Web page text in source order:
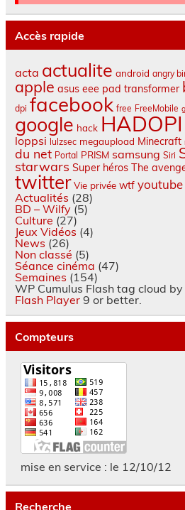
Accès rapide
acta actualite android angry
apple asus eee pad transformer
dpi facebook free FreeMobile
google hack HADOPI
loppsi lulzsec megaupload Minecraft
du net Portal PRISM samsung Siri
starwars Super héros The
twitter Vie privée wtf youtube
Actualités (28)
BD – Wilfy(5)
Culture (27)
Jeux Vidéos (4)
News (26)
Non classé (5)
Séance cinéma (47)
Semaines (154)
WP Cumulus Flash tag cloud by
Flash Player9 or better.
Compteurs
mise en service : le 12/10/12
Recherche